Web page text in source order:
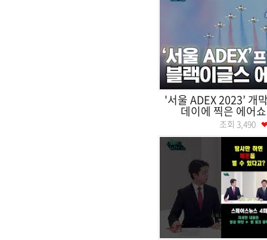
'서울 ADEX 2023’ 개
데이에 찍은 에어
조회 3,490